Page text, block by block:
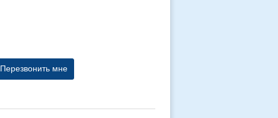
Перезвонить мне